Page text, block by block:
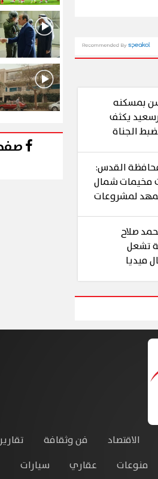
بمسكنه
يكثف
الجناة
القدس:
مخيمات شمال
لمشروعات
صلاح
تشعل
ميديا
الاقتصاد فن وثقافة تقارير
منوعات عقاري سيارات